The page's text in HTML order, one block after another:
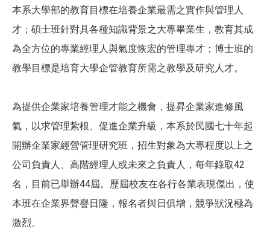
本系大學部的教育目標在培養企業最需之實作與管理人
才；碩士班針對具各種知識背景之大專畢業生，教育其成
為全方位的專業經理人與氣度恢宏的管理專才；博士班的
教學目標是培育大學企管教育所需之教學及研究人才。
為提供企業家培養管理才能之機會，提昇企業家進修風
氣，以求管理紮根、促進企業升級，本系於民國七十年起
開辦企業家經營管理研究班，招生對象為大專程度以上之
公司負責人、高階經理人或未來之負責人，每年錄取42
名，目前已舉辦44屆。歷屆校友在各行各業表現傑出，使
本班在企業界聲譽日隆，報名者與日俱增，競爭狀況極為
激烈。